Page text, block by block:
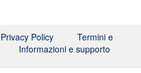
Privacy Policy
Termini e
Informazioni e supporto